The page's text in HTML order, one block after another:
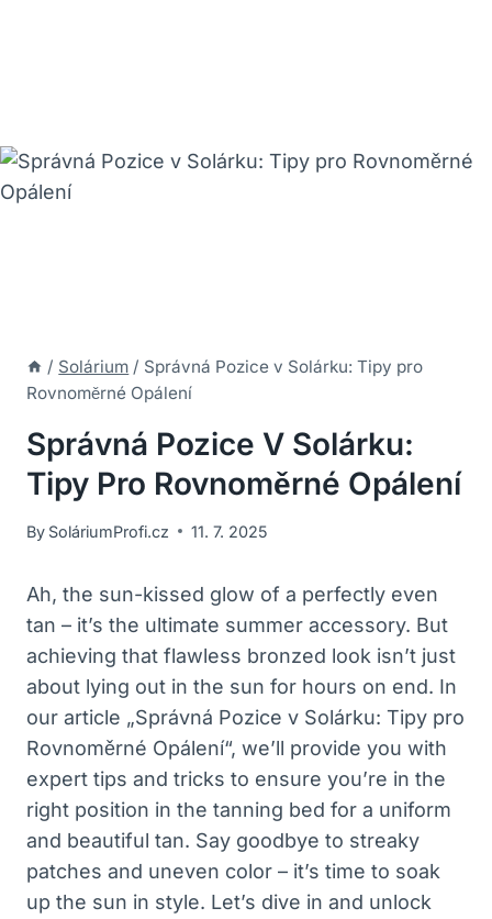
/ Solárium / Správná Pozice v Solárku: Tipy pro
Rovnoměrné Opálení
Správná Pozice V Solárku:
Tipy Pro Rovnoměrné Opálení
By SoláriumProfi.cz 11. 7. 2025
Ah, the sun-kissed glow of a perfectly even
tan – it’s the ultimate summer accessory. But
achieving that flawless bronzed look isn’t just
about lying out in the sun for hours on end. In
our article „Správná Pozice v Solárku: Tipy pro
Rovnoměrné Opálení“, we’ll provide you with
expert tips and tricks to ensure you’re in the
right position in the tanning bed for a uniform
and beautiful tan. Say goodbye to streaky
patches and uneven color – it’s time to soak
up the sun in style. Let’s dive in and unlock